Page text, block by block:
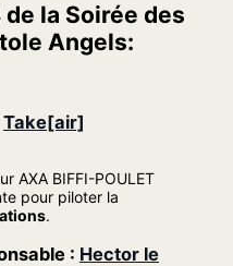
la Soirée des
Angels:
Take[air]
AXA BIFFI-POULET
pour piloter la
.
: Hector le